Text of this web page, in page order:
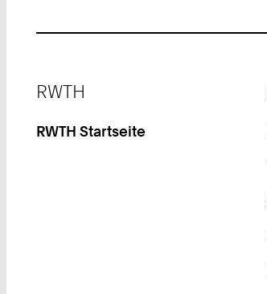
RWTH
RWTH Startseite